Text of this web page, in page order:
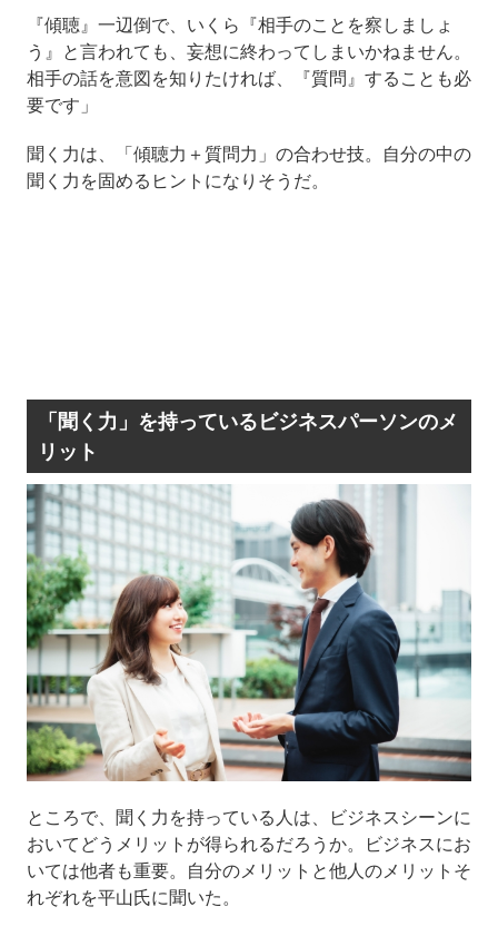
『傾聴』一辺倒で、いくら『相手のことを察しましょ
う』と言われても、妄想に終わってしまいかねません。
相手の話を意図を知りたければ、『質問』することも必
要です」
聞く力は、「傾聴力＋質問力」の合わせ技。自分の中の
聞く力を固めるヒントになりそうだ。
「聞く力」を持っているビジネスパーソンのメ
リット
ところで、聞く力を持っている人は、ビジネスシーンに
おいてどうメリットが得られるだろうか。ビジネスにお
いては他者も重要。自分のメリットと他人のメリットそ
れぞれを平山氏に聞いた。